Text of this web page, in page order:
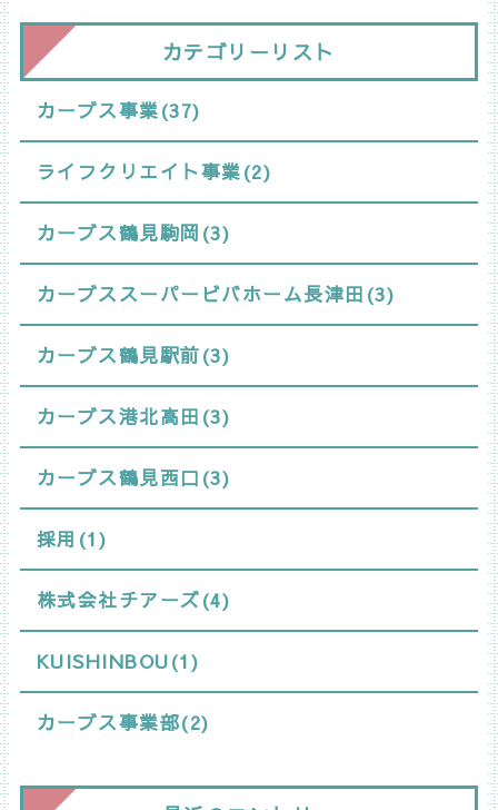
カテゴリーリスト
カーブス事業(37)
ライフクリエイト事業(2)
カーブス鶴見駒岡(3)
カーブススーパービバホーム長津田(3)
カーブス鶴見駅前(3)
カーブス港北高田(3)
カーブス鶴見西口(3)
採用(1)
株式会社チアーズ(4)
KUISHINBOU(1)
カーブス事業部(2)